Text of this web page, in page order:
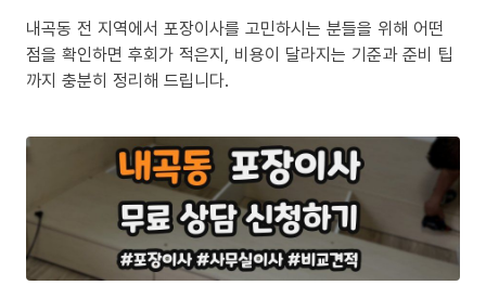
내곡동 전 지역에서 포장이사를 고민하시는 분들을 위해 어떤
점을 확인하면 후회가 적은지, 비용이 달라지는 기준과 준비 팁
까지 충분히 정리해 드립니다.